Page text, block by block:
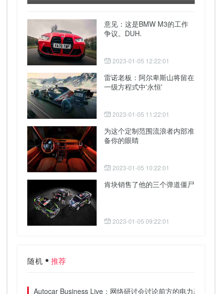
意见：这是BMW M3的工作
争议。DUH.
2023-01-05 12:22:01
雷诺老板：阿尔卑斯山将留在
一级方程式中'永恒'
2023-01-05 11:22:01
为这个定制范围流浪者内部准
备你的眼睛
2023-01-05 10:22:01
肯块销售了他的三个弹道僵尸
2023-01-05 09:22:01
随机 推荐
Autocar Business Live：网络研讨会讨论前方的电力基础设